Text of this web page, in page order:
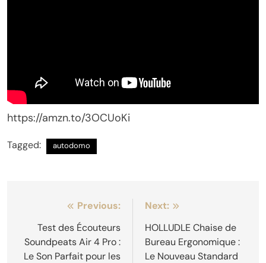
https://amzn.to/3OCUoKi
Tagged: autodomo
Navigation
l’article
Previous:
Test des Écouteurs
Soundpeats Air 4 Pro :
Le Son Parfait pour les
Next:
HOLLUDLE Chaise de
Bureau Ergonomique :
Le Nouveau Standard